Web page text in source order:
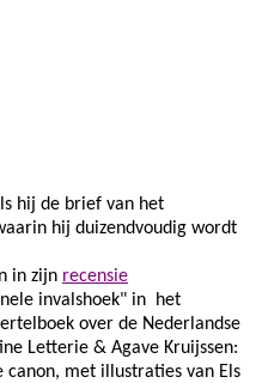
hij de brief van het
hij duizendvoudig wordt
in zijn recensie
invalshoek" in het
over de Nederlandse
Letterie & Agave Kruijssen:
canon, met illustraties van Els